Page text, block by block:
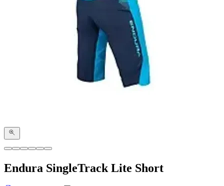
Endura SingleTrack Lite Short